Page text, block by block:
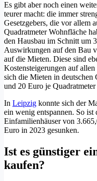
Es gibt aber noch einen
teurer macht: die immer
Gesetzgebers, die vor allem
Quadratmeter Wohnfläche
den Hausbau im Schnitt um
Auswirkungen auf den Bau
auf die Mieten. Diese sind
Kostensteigerungen auf
sich die Mieten in
und 20 Euro je Quadratmeter
In Leipzig konnte sich der
ein wenig entspannen. So
Einfamilienhäuser von
Euro in 2023 gesunken.
Ist es günstiger
kaufen?